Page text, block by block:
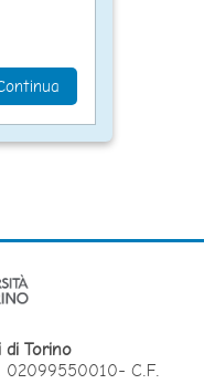
di Torino
02099550010- C.F.